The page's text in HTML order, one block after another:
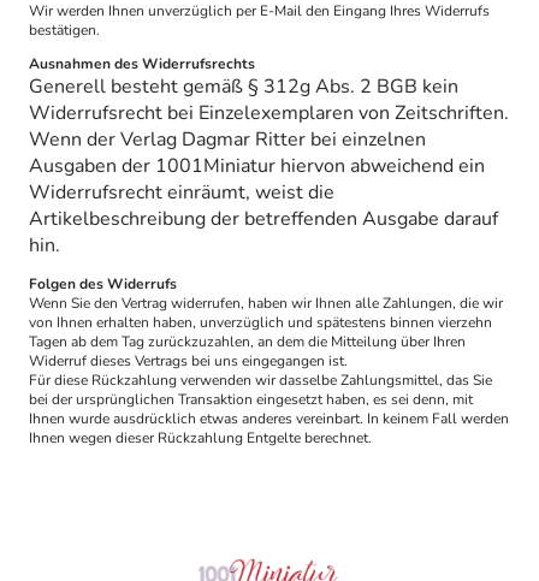
Wir werden Ihnen unverzüglich per E-Mail den Eingang Ihres Widerrufs
bestätigen.
Ausnahmen des Widerrufsrechts
Generell besteht gemäß § 312g Abs. 2 BGB kein
Widerrufsrecht bei Einzelexemplaren von Zeitschriften.
Wenn der Verlag Dagmar Ritter bei einzelnen
Ausgaben der 1001Miniatur hiervon abweichend ein
Widerrufsrecht einräumt, weist die
Artikelbeschreibung der betreffenden Ausgabe darauf
hin.
Folgen des Widerrufs
Wenn Sie den Vertrag widerrufen, haben wir Ihnen alle Zahlungen, die wir
von Ihnen erhalten haben, unverzüglich und spätestens binnen vierzehn
Tagen ab dem Tag zurückzuzahlen, an dem die Mitteilung über Ihren
Widerruf dieses Vertrags bei uns eingegangen ist.
Für diese Rückzahlung verwenden wir dasselbe Zahlungsmittel, das Sie
bei der ursprünglichen Transaktion eingesetzt haben, es sei denn, mit
Ihnen wurde ausdrücklich etwas anderes vereinbart. In keinem Fall werden
Ihnen wegen dieser Rückzahlung Entgelte berechnet.